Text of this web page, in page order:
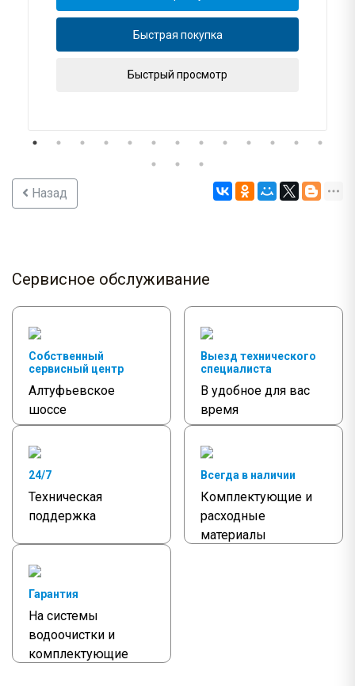
Быстрая покупка
Быстрый просмотр
Назад
Сервисное обслуживание
Собственный
сервисный центр
Алтуфьевское
шоссе
Выезд технического
специалиста
В удобное для вас
время
24/7
Техническая
поддержка
Всегда в наличии
Комплектующие и
расходные
материалы
Гарантия
На системы
водоочистки и
комплектующие